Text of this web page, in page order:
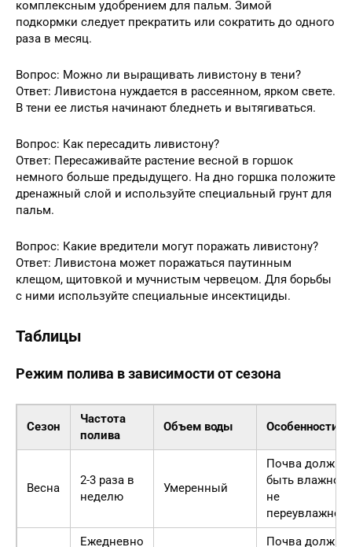
комплексным удобрением для пальм. Зимой
подкормки следует прекратить или сократить до одного
раза в месяц.
Вопрос: Можно ли выращивать ливистону в тени?
Ответ: Ливистона нуждается в рассеянном, ярком свете.
В тени ее листья начинают бледнеть и вытягиваться.
Вопрос: Как пересадить ливистону?
Ответ: Пересаживайте растение весной в горшок
немного больше предыдущего. На дно горшка положите
дренажный слой и используйте специальный грунт для
пальм.
Вопрос: Какие вредители могут поражать ливистону?
Ответ: Ливистона может поражаться паутинным
клещом, щитовкой и мучнистым червецом. Для борьбы
с ними используйте специальные инсектициды.
Таблицы
Режим полива в зависимости от сезона
Сезон
Частота
полива
Объем воды Особенности
Весна
2-3 раза в
неделю
Умеренный
Почва должна
быть
не
Ежедневно
Почва должна